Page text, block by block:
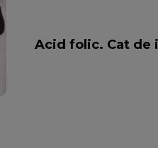
Acid folic. Cat de